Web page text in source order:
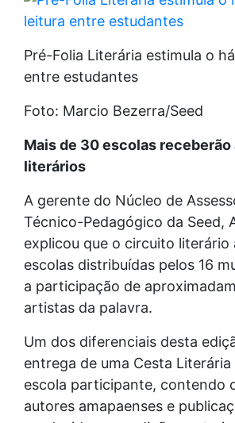
Pré-Folia Literária estimula o
entre estudantes
Foto: Marcio Bezerra/Seed
Mais de 30 escolas
literários
A gerente do Núcleo de
Técnico-Pedagógico da Seed,
explicou que o circuito literário
escolas distribuídas pelos 16
a participação de
artistas da palavra.
Um dos diferenciais desta
entrega de uma Cesta Literária
escola participante, contendo
autores amapaenses e